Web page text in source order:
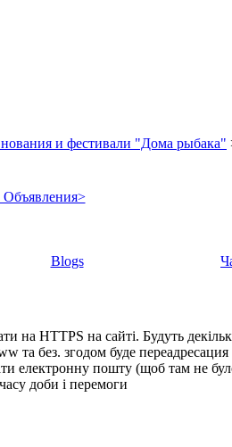
и фестивали "Дома рыбака"
Blogs
HTTPS на сайті. Будуть
без. згодом буде
електронну пошту (щоб там не
доби і перемоги